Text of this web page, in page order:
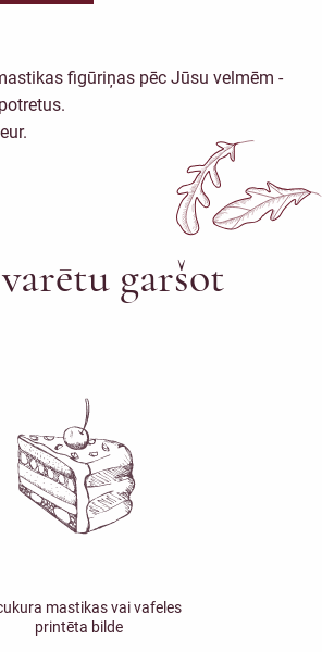
figūriņas pēc Jūsu velmēm -
garšot
mastikas vai vafeles
printēta bilde